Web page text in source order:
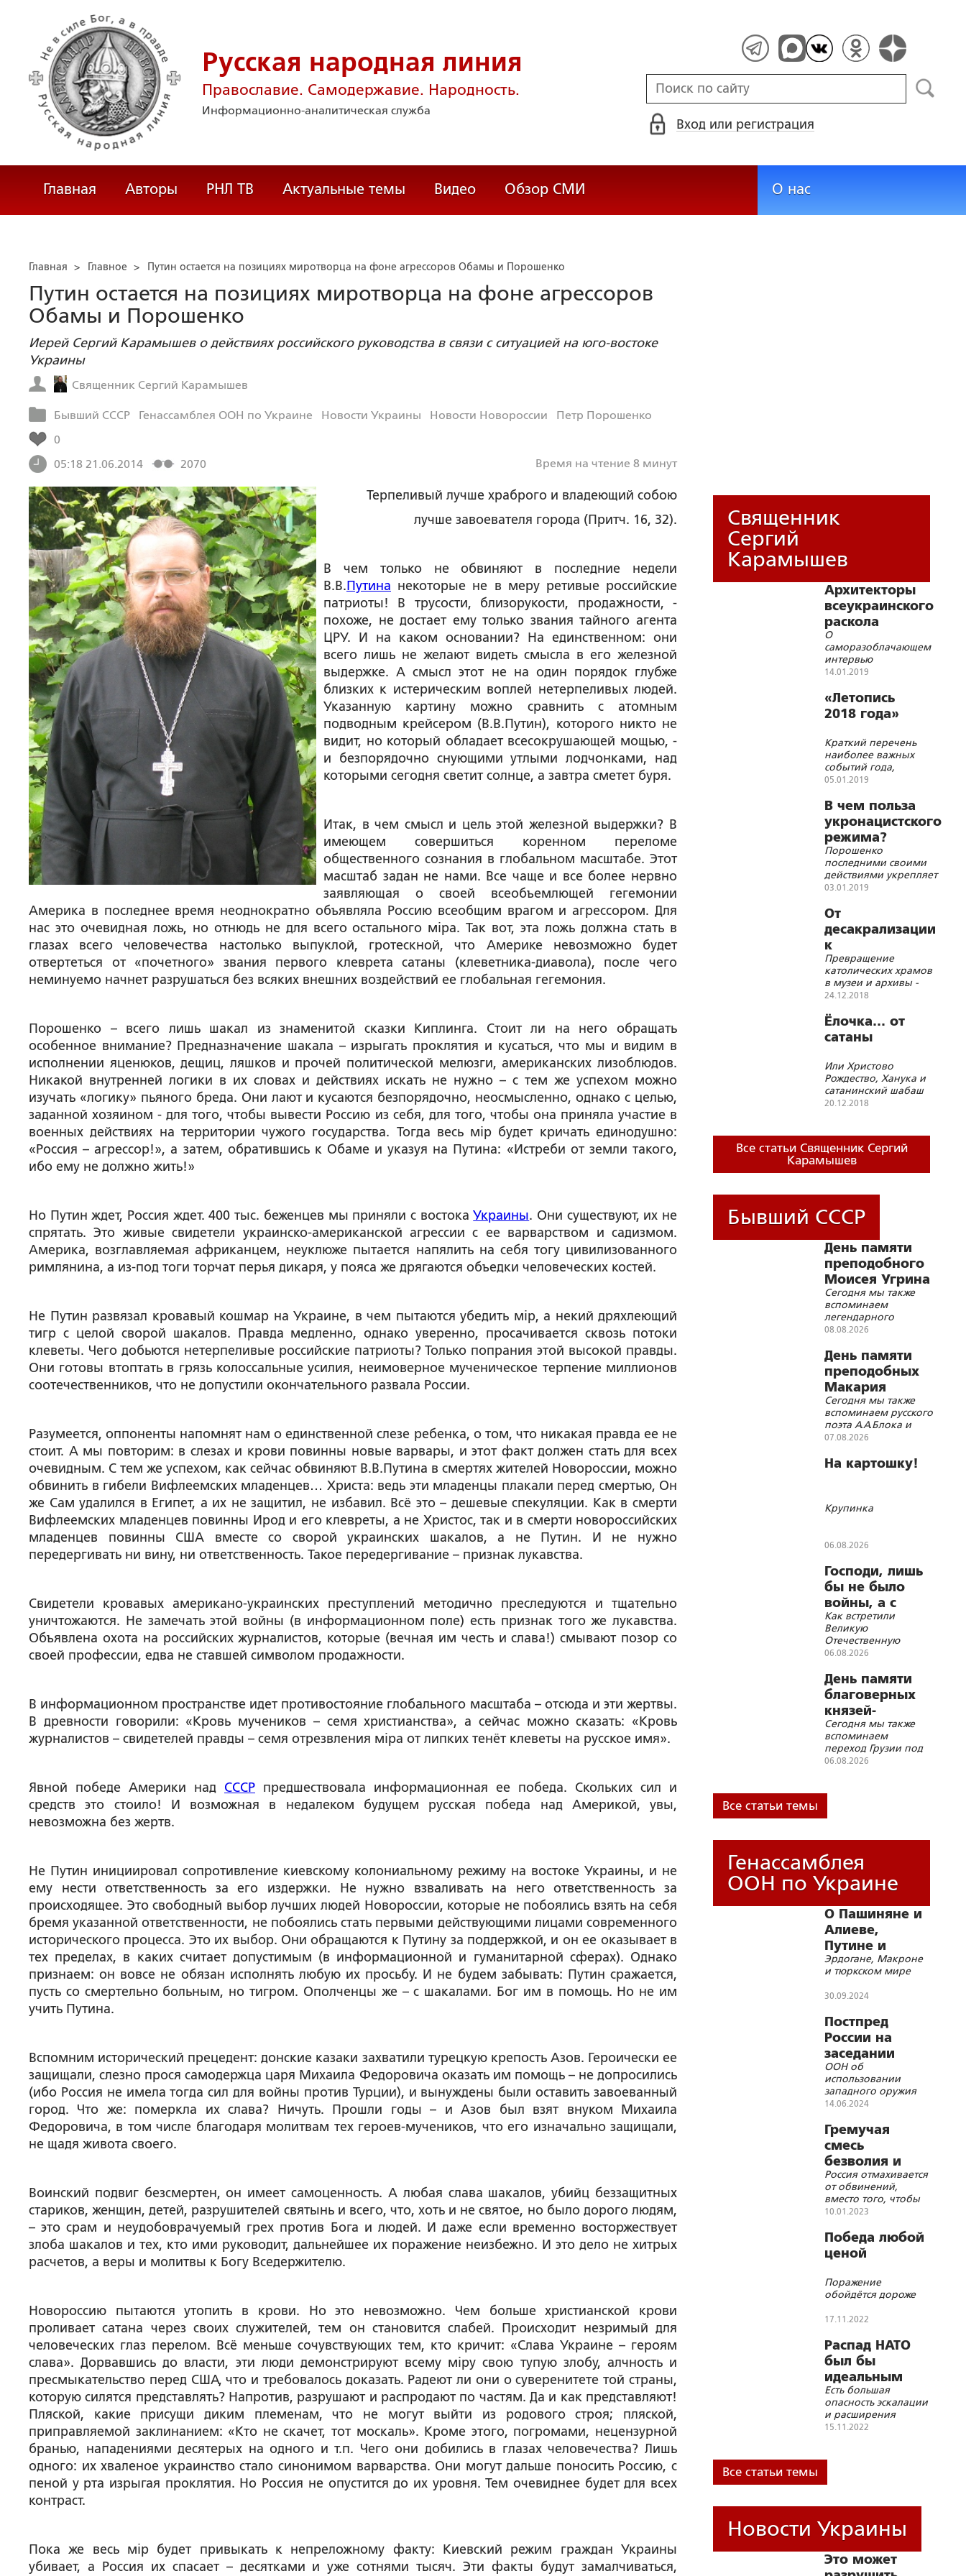
Русская народная линия
Православие. Самодержавие. Народность.
Информационно-аналитическая служба
Вход или регистрация
Главная Авторы РНЛ ТВ Актуальные темы Видео Обзор СМИ О нас
Главная > Главное > Путин остается на позициях миротворца на фоне агрессоров Обамы и Порошенко
Путин остается на позициях миротворца на фоне агрессоров
Обамы и Порошенко
Иерей Сергий Карамышев о действиях российского руководства в связи с ситуацией на юго-востоке
Украины
Священник Сергий Карамышев
Бывший СССР Генассамблея ООН по Украине Новости Украины Новости Новороссии
Петр Порошенко
0
05:18 21.06.2014
2070 Время на чтение 8 минут
Терпеливый лучше храброго и владеющий собою
лучше завоевателя города (Притч. 16, 32).
В чем только не обвиняют в последние недели
В.В. Путина некоторые не в меру ретивые российские
патриоты! В трусости, близорукости, продажности, -
похоже, не достает ему только звания тайного агента
ЦРУ. И на каком основании? На единственном: они
всего лишь не желают видеть смысла в его железной
выдержке. А смысл этот не на один порядок глубже
близких к истерическим воплей нетерпеливых людей.
Указанную картину можно сравнить с атомным
подводным крейсером (В.В.Путин), которого никто не
видит, но который обладает всесокрушающей мощью, -
и безпорядочно снующими утлыми лодчонками, над
которыми сегодня светит солнце, а завтра сметет буря.
Итак, в чем смысл и цель этой железной выдержки? В
имеющем совершиться коренном переломе
общественного сознания в глобальном масштабе. Этот
масштаб задан не нами. Все чаще и все более нервно
заявляющая о своей всеобъемлющей гегемонии
Америка в последнее время неоднократно объявляла Россию всеобщим врагом и агрессором. Для
нас это очевидная ложь, но отнюдь не для всего остального мiра. Так вот, эта ложь должна стать в
глазах всего человечества настолько выпуклой, гротескной, что Америке невозможно будет
отвертеться от «почетного» звания первого клеврета сатаны (клеветника-диавола), после чего
неминуемо начнет разрушаться без всяких внешних воздействий ее глобальная гегемония.
Порошенко – всего лишь шакал из знаменитой сказки Киплинга. Стоит ли на него обращать
особенное внимание? Предназначение шакала – изрыгать проклятия и кусаться, что мы и видим в
исполнении яценюков, дещиц, ляшков и прочей политической мелюзги, американских лизоблюдов.
Никакой внутренней логики в их словах и действиях искать не нужно – с тем же успехом можно
изучать «логику» пьяного бреда. Они лают и кусаются безпорядочно, неосмысленно, однако с целью,
заданной хозяином - для того, чтобы вывести Россию из себя, для того, чтобы она приняла участие в
военных действиях на территории чужого государства. Тогда весь мiр будет кричать единодушно:
«Россия – агрессор!», а затем, обратившись к Обаме и указуя на Путина: «Истреби от земли такого,
ибо ему не должно жить!»
Но Путин ждет, Россия ждет. 400 тыс. беженцев мы приняли с востокаУкраины. Они существуют, их не
спрятать. Это живые свидетели украинско-американской агрессии с ее варварством и садизмом.
Америка, возглавляемая африканцем, неуклюже пытается напялить на себя тогу цивилизованного
римлянина, а из-под тоги торчат перья дикаря, у пояса же дрягаются объедки человеческих костей.
Не Путин развязал кровавый кошмар на Украине, в чем пытаются убедить мiр, а некий дряхлеющий
тигр с целой сворой шакалов. Правда медленно, однако уверенно, просачивается сквозь потоки
клеветы. Чего добьются нетерпеливые российские патриоты? Только попрания этой высокой правды.
Они готовы втоптать в грязь колоссальные усилия, неимоверное мученическое терпение миллионов
соотечественников, что не допустили окончательного развала России.
Разумеется, оппоненты напомнят нам о единственной слезе ребенка, о том, что никакая правда ее не
стоит. А мы повторим: в слезах и крови повинны новые варвары, и этот факт должен стать для всех
очевидным. С тем же успехом, как сейчас обвиняют В.В.Путина в смертях жителей Новороссии, можно
обвинить в гибели Вифлеемских младенцев… Христа: ведь эти младенцы плакали перед смертью, Он
же Сам удалился в Египет, а их не защитил, не избавил. Всё это – дешевые спекуляции. Как в смерти
Вифлеемских младенцев повинны Ирод и его клевреты, а не Христос, так и в смерти новороссийских
младенцев повинны США вместе со сворой украинских шакалов, а не Путин. И не нужно
передергивать ни вину, ни ответственность. Такое передергивание – признак лукавства.
Свидетели кровавых американо-украинских преступлений методично преследуются и тщательно
уничтожаются. Не замечать этой войны (в информационном поле) есть признак того же лукавства.
Объявлена охота на российских журналистов, которые (вечная им честь и слава!) смывают позор со
своей профессии, едва не ставшей символом продажности.
В информационном пространстве идет противостояние глобального масштаба – отсюда и эти жертвы.
В древности говорили: «Кровь мучеников – семя христианства», а сейчас можно сказать: «Кровь
журналистов – свидетелей правды – семя отрезвления мiра от липких тенёт клеветы на русское имя».
Явной победе Америки над СССР предшествовала информационная ее победа. Скольких сил и
средств это стоило! И возможная в недалеком будущем русская победа над Америкой, увы,
невозможна без жертв.
Не Путин инициировал сопротивление киевскому колониальному режиму на востоке Украины, и не
ему нести ответственность за его издержки. Не нужно взваливать на него ответственность за
происходящее. Это свободный выбор лучших людей Новороссии, которые не побоялись взять на себя
бремя указанной ответственности, не побоялись стать первыми действующими лицами современного
исторического процесса. Это их выбор. Они обращаются к Путину за поддержкой, и он ее оказывает в
тех пределах, в каких считает допустимым (в информационной и гуманитарной сферах). Однако
признаем: он вовсе не обязан исполнять любую их просьбу. И не будем забывать: Путин сражается,
пусть со смертельно больным, но тигром. Ополченцы же – с шакалами. Бог им в помощь. Но не им
учить Путина.
Вспомним исторический прецедент: донские казаки захватили турецкую крепость Азов. Героически ее
защищали, слезно прося самодержца царя Михаила Федоровича оказать им помощь – не допросились
(ибо Россия не имела тогда сил для войны против Турции), и вынуждены были оставить завоеванный
город. Что же: померкла их слава? Ничуть. Прошли годы – и Азов был взят внуком Михаила
Федоровича, в том числе благодаря молитвам тех героев-мучеников, что его изначально защищали,
не щадя живота своего.
Воинский подвиг безсмертен, он имеет самоценность. А любая слава шакалов, убийц беззащитных
стариков, женщин, детей, разрушителей святынь и всего, что, хоть и не святое, но было дорого людям,
– это срам и неудобоврачуемый грех против Бога и людей. И даже если временно восторжествует
злоба шакалов и тех, кто ими руководит, дальнейшее их поражение неизбежно. И это дело не хитрых
расчетов, а веры и молитвы к Богу Вседержителю.
Новороссию пытаются утопить в крови. Но это невозможно. Чем больше христианской крови
проливает сатана через своих служителей, тем он становится слабей. Происходит незримый для
человеческих глаз перелом. Всё меньше сочувствующих тем, кто кричит: «Слава Украине – героям
слава». Дорвавшись до власти, эти люди демонстрируют всему мiру свою тупую злобу, алчность и
пресмыкательство перед США, что и требовалось доказать. Радеют ли они о суверенитете той страны,
которую силятся представлять? Напротив, разрушают и распродают по частям. Да и как представляют!
Пляской, какие присущи диким племенам, что не могут выйти из родового строя; пляской,
приправляемой заклинанием: «Кто не скачет, тот москаль». Кроме этого, погромами, нецензурной
бранью, нападениями десятерых на одного и т.п. Чего они добились в глазах человечества? Лишь
одного: их хваленое украинство стало синонимом варварства. Они могут дальше поносить Россию, с
пеной у рта изрыгая проклятия. Но Россия не опустится до их уровня. Тем очевиднее будет для всех
контраст.
Пока же весь мiр будет привыкать к непреложному факту: Киевский режим граждан Украины
убивает, а Россия их спасает – десятками и уже сотнями тысяч. Эти факты будут замалчиваться,
Священник
Сергий
Карамышев
Архитекторы
всеукраинского
раскола
обнажают
клыки
О
саморазоблачающем
интервью
архиепископа
(США) Даниила
(Зелинского) Би-би-
си
14.01.2019
«Летопись
2018 года»
Краткий перечень
наиболее важных
событий года,
изредка чередуемый
комментариями
05.01.2019
В чем польза
укронацистского
режима?
Порошенко
последними своими
действиями укрепляет
Русскую Церковь на
03.01.2019
От
десакрализации
к
«паралитургии»
Превращение
католических храмов
в музеи и архивы -
очередной этап
благодати Божией в
24.12.2018
Ёлочка… от
сатаны
Или Христово
Рождество, Ханука и
сатанинский шабаш
в одном зале
20.12.2018
Все статьи Священник Сергий
Карамышев
Бывший СССР
День памяти
преподобного
Моисея Угрина
Сегодня мы также
вспоминаем
легендарного
русского богатыря
08.08.2026
День памяти
преподобных
Макария
Унженского и
Христофора
Сольвычегодского
Сегодня мы также
вспоминаем русского
поэта А.А.Блока и
генерала А.И.Деникина
07.08.2026
На картошку!
Крупинка
06.08.2026
Господи, лишь
бы не было
войны, а с
остальным
справимся
всем миром
Как встретили
Великую
Отечественную
войну в моих
Русского Севера
06.08.2026
День памяти
благоверных
князей-
страстотерпцев
Бориса и Глеба
Сегодня мы также
вспоминаем
переход Грузии под
протекторат России
06.08.2026
Все статьи темы
Генассамблея
ООН по Украине
О Пашиняне и
Алиеве,
Путине и
Пезешкияне,
Эрдогане, Макроне
и тюркском мире
30.09.2024
Постпред
России на
заседании
СовБеза
ООН об
использовании
западного оружия
для ударов по
14.06.2024
Гремучая
смесь
безволия и
апатии
Россия отмахивается
от обвинений,
вместо того, чтобы
предъявлять свои
10.01.2023
Победа любой
ценой
Поражение
обойдётся дороже
17.11.2022
Распад НАТО
был бы
идеальным
вариантом
Есть большая
опасность эскалации
и расширения
конфликта на
решен вопрос с
блока произойдут
15.11.2022
Все статьи темы
Новости Украины
Это может